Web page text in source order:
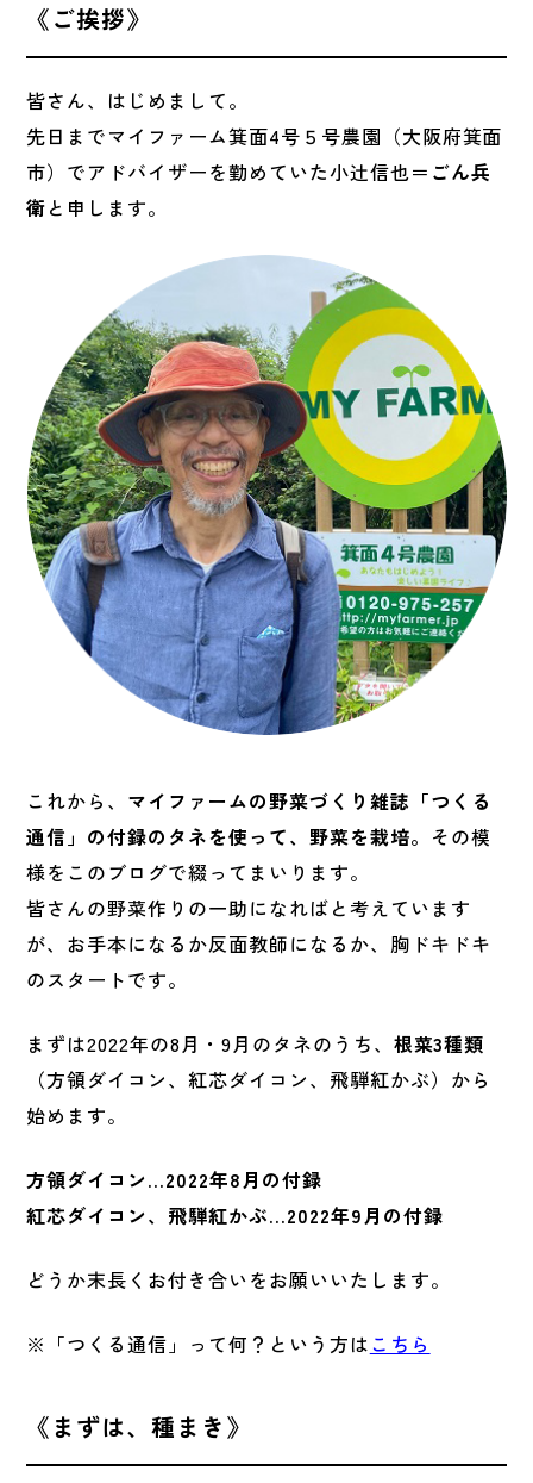
《ご挨拶》
皆さん、はじめまして。
先日までマイファーム箕面4号５号農園（大阪府箕面
市）でアドバイザーを勤めていた小辻信也＝ ごん兵
衛と申します。
これから、 マイファームの野菜づくり雑誌「つくる
通信」の付録のタネを使って、野菜を栽培。 その模
様をこのブログで綴ってまいります。
皆さんの野菜作りの一助になればと考えています
が、お手本になるか反面教師になるか、胸ドキドキ
のスタートです。
まずは2022年の8月・9月のタネのうち、 根菜3種類
（方領ダイコン、紅芯ダイコン、飛騨紅かぶ）から
始めます。
方領ダイコン…2022年8月の付録
紅芯ダイコン、飛騨紅かぶ…2022年9月の付録
どうか末長くお付き合いをお願いいたします。
※「つくる通信」って何？という方はこちら
《まずは、種まき》